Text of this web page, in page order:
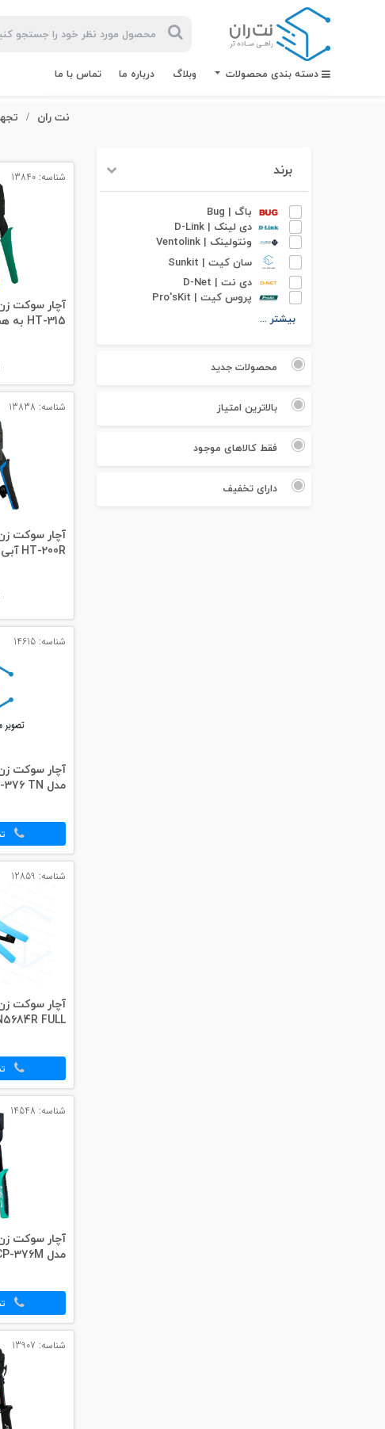
دسته بندی محصولات وبلاگ درباره ما تماس با ما
#کابل شبکه لگراند
#کابل شبکه نگزنس
#پچ کورد لگراند
#پچ کورد نگزنس
برند
باگ | Bug
دی لینک | D-Link
ونتولینک | Ventolink
سان کیت | Sunkit
دی نت | D-Net
پروس کیت | Pro'sKit
بیشتر ...
محصولات جدید
بالاترین امتیاز
فقط کالاهای موجود
دارای تخفیف
نت ران /
شناسه: 13840
آچار سوکت
HT-315 به همراه استریپر
شناسه: 13838
آچار سوکت
HT-200R آبی
شناسه: 14615
آچار سوکت
مدل CP-376 TN
شناسه: 12859
آچار سوکت
FULL
شناسه: 14548
آچار سوکت
مدل CP-376M
شناسه: 13907